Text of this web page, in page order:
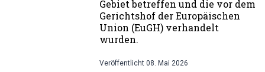
Gebiet betreffen und die vor dem
Gerichtshof der Europäischen
Union (EuGH) verhandelt
wurden.
Veröffentlicht 08. Mai 2026